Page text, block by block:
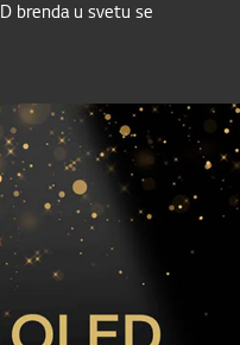
brenda u svetu se